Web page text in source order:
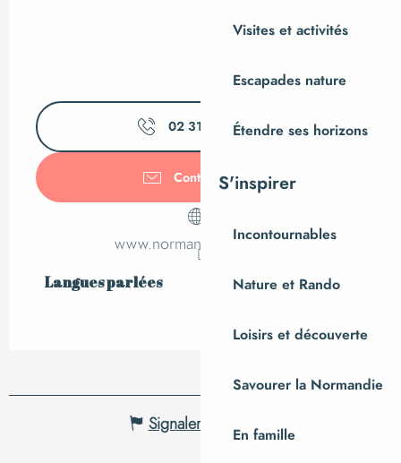
Visites et activités
Escapades nature
Étendre ses horizons
S'inspirer
Incontournables
Nature et Rando
Loisirs et découverte
Savourer la Normandie
En famille
02 31 66 31▒▒
Contactez-nous
www.normandie-luge.com
Langues parlées
Langues parlées
Signaler une erreur